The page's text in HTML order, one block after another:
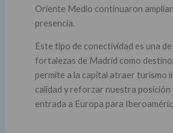
Oriente Medio continuaron
presencia.
Este tipo de conectividad es una
fortalezas de Madrid como
permite a la capital atraer turismo
calidad y reforzar nuestra posición
entrada a Europa para